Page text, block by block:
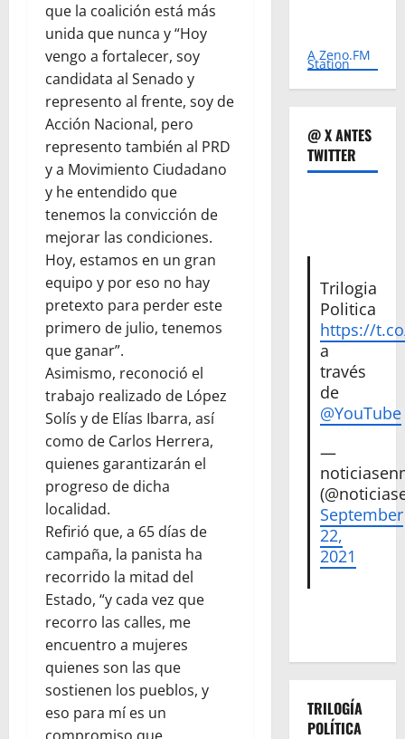
que la coalición está más
unida que nunca y “Hoy
vengo a fortalecer, soy
candidata al Senado y
represento al frente, soy de
Acción Nacional, pero
represento también al PRD
y a Movimiento Ciudadano
y he entendido que
tenemos la convicción de
mejorar las condiciones.
Hoy, estamos en un gran
equipo y por eso no hay
pretexto para perder este
primero de julio, tenemos
que ganar”.
Asimismo, reconoció el
trabajo realizado de López
Solís y de Elías Ibarra, así
como de Carlos Herrera,
quienes garantizarán el
progreso de dicha
localidad.
Refirió que, a 65 días de
campaña, la panista ha
recorrido la mitad del
Estado, “y cada vez que
recorro las calles, me
encuentro a mujeres
quienes son las que
sostienen los pueblos, y
eso para mí es un
A Zeno.FM
Station
@ X ANTES
TWITTER
Trilogia
Politica
https://
a
través
de
@YouTube
—
September
22,
2021
TRILOGÍA
POLÍTICA